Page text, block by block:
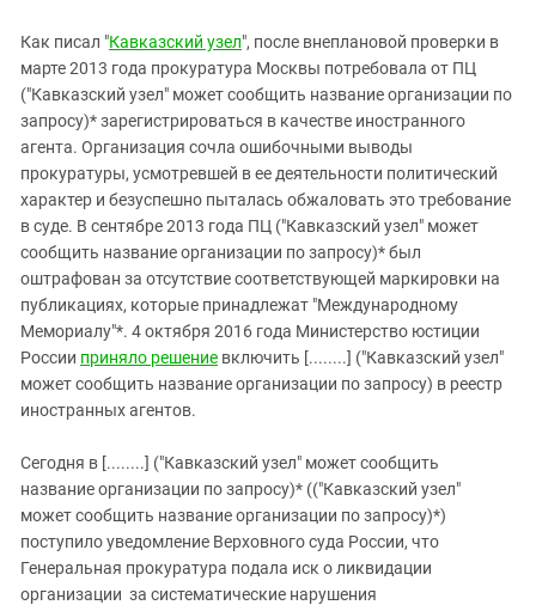
Южный Кавказ
ЮФО
Как писал "Кавказский узел", после внеплановой проверки в
марте 2013 года прокуратура Москвы потребовала от ПЦ
("Кавказский узел" может сообщить название организации по
запросу)* зарегистрироваться в качестве иностранного
агента. Организация сочла ошибочными выводы
прокуратуры, усмотревшей в ее деятельности политический
характер и безуспешно пыталась обжаловать это требование
в суде. В сентябре 2013 года ПЦ ("Кавказский узел" может
сообщить название организации по запросу)* был
оштрафован за отсутствие соответствующей маркировки на
публикациях, которые принадлежат "Международному
Мемориалу"*. 4 октября 2016 года Министерство юстиции
России приняло решение включить [........] ("Кавказский узел"
может сообщить название организации по запросу) в реестр
иностранных агентов.
Сегодня в [........] ("Кавказский узел" может сообщить
название организации по запросу)* (("Кавказский узел"
может сообщить название организации по запросу)*)
поступило уведомление Верховного суда России, что
Генеральная прокуратура подала иск о ликвидации
организации за систематические нарушения